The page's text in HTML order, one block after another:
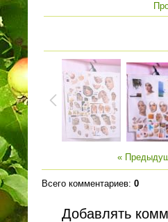
«
Всего комментариев: 0
Добавлять